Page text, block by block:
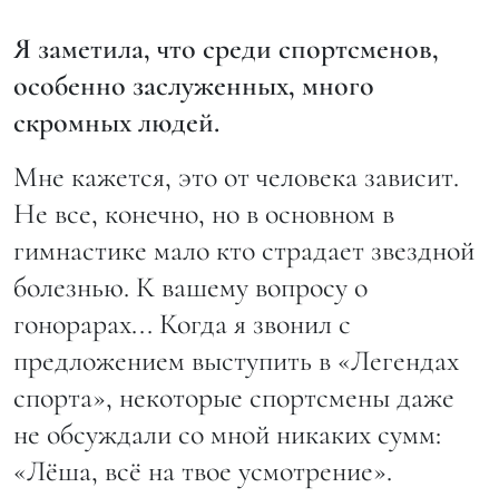
Я заметила, что среди спортсменов,
особенно заслуженных, много
скромных людей.
Мне кажется, это от человека зависит.
Не все, конечно, но в основном в
гимнастике мало кто страдает звездной
болезнью. К вашему вопросу о
гонорарах... Когда я звонил с
предложением выступить в «Легендах
спорта», некоторые спортсмены даже
не обсуждали со мной никаких сумм:
«Лёша, всё на твое усмотрение».